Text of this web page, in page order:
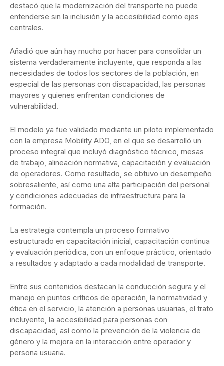
destacó que la modernización del transporte no puede
entenderse sin la inclusión y la accesibilidad como ejes
centrales.
Añadió que aún hay mucho por hacer para consolidar un
sistema verdaderamente incluyente, que responda a las
necesidades de todos los sectores de la población, en
especial de las personas con discapacidad, las personas
mayores y quienes enfrentan condiciones de
vulnerabilidad.
El modelo ya fue validado mediante un piloto implementado
con la empresa Mobility ADO, en el que se desarrolló un
proceso integral que incluyó diagnóstico técnico, mesas
de trabajo, alineación normativa, capacitación y evaluación
de operadores. Como resultado, se obtuvo un desempeño
sobresaliente, así como una alta participación del personal
y condiciones adecuadas de infraestructura para la
formación.
La estrategia contempla un proceso formativo
estructurado en capacitación inicial, capacitación continua
y evaluación periódica, con un enfoque práctico, orientado
a resultados y adaptado a cada modalidad de transporte.
Entre sus contenidos destacan la conducción segura y el
manejo en puntos críticos de operación, la normatividad y
ética en el servicio, la atención a personas usuarias, el trato
incluyente, la accesibilidad para personas con
discapacidad, así como la prevención de la violencia de
género y la mejora en la interacción entre operador y
persona usuaria.